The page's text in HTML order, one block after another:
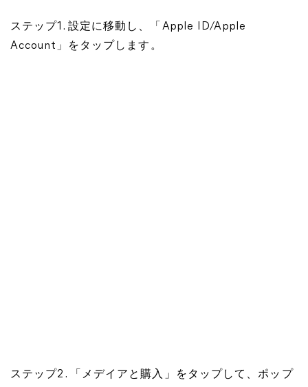
ステップ1. 設定に移動し、「Apple ID/Apple
Account」をタップします。
ステップ2. 「メデイアと購入」をタップして、ポップ